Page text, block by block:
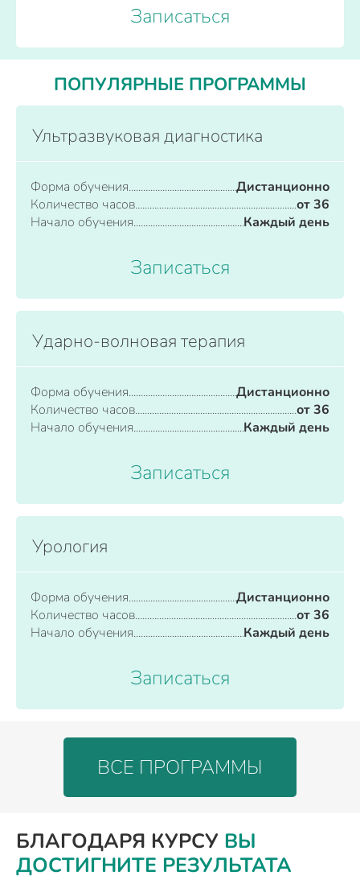
Записаться
ПОПУЛЯРНЫЕ ПРОГРАММЫ
Ультразвуковая диагностика
Форма обучения
Дистанционно
Количество часов
от 36
Начало обучения
Каждый день
Записаться
Ударно-волновая терапия
Форма обучения
Дистанционно
Количество часов
от 36
Начало обучения
Каждый день
Записаться
Урология
Форма обучения
Дистанционно
Количество часов
от 36
Начало обучения
Каждый день
Записаться
ВСЕ ПРОГРАММЫ
БЛАГОДАРЯ КУРСУ ВЫ
ДОСТИГНИТЕ РЕЗУЛЬТАТА